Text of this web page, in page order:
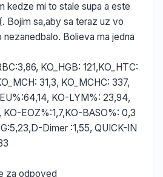
kedze mi to stale supa a este
Bojim sa,aby sa teraz uz vo
Bolieva ma jedna
KO_HGB: 121,KO_HTC:
31,3, KO_MCHC: 337,
KO-LYM%: 23,94,
EOZ%:1,7,KO-BASO%: 0,3
Dimer :1,55, QUICK-IN
za odpoved